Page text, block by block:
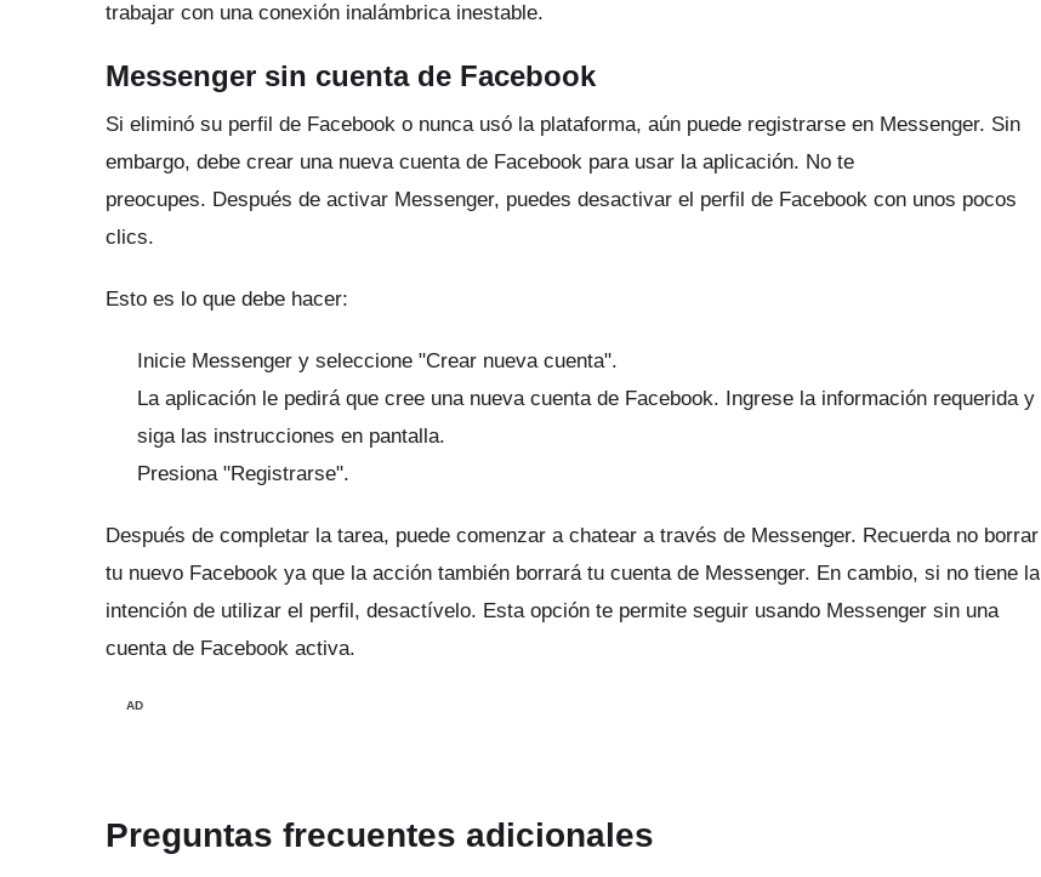
trabajar con una conexión inalámbrica inestable.
Messenger sin cuenta de Facebook
Si eliminó su perfil de Facebook o nunca usó la plataforma, aún puede registrarse en Messenger. Sin
embargo, debe crear una nueva cuenta de Facebook para usar la aplicación. No te
preocupes. Después de activar Messenger, puedes desactivar el perfil de Facebook con unos pocos
clics.
Esto es lo que debe hacer:
Inicie Messenger y seleccione "Crear nueva cuenta".
La aplicación le pedirá que cree una nueva cuenta de Facebook.
Ingrese la información requerida y
siga las instrucciones en pantalla.
Presiona "Registrarse".
Después de completar la tarea, puede comenzar a chatear a través de Messenger. Recuerda no borrar
tu nuevo Facebook ya que la acción también borrará tu cuenta de Messenger. En cambio, si no tiene la
intención de utilizar el perfil, desactívelo. Esta opción te permite seguir usando Messenger sin una
cuenta de Facebook activa.
AD
Preguntas frecuentes adicionales